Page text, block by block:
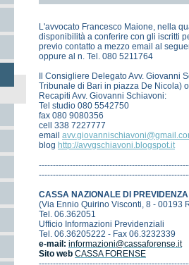
L'avvocato Francesco Maione, nella
disponibilità a conferire con gli iscritti
previo contatto a mezzo email al
oppure al n. Tel. 080 5211764
Il Consigliere Delegato Avv. Giovanni
Tribunale di Bari in piazza De Nicola)
Recapiti Avv. Giovanni Schiavoni:
Tel studio 080 5542750
fax 080 9080356
cell 338 7227777
email
blog http://avvgschiavoni.blogspot.it
CASSA NAZIONALE DI PREVIDENZA
(Via Ennio Quirino Visconti, 8 - 00193
Tel. 06.362051
Ufficio Informazioni Previdenziali
Tel. 06.36205222 - Fax 06.3232339
e-mail: informazioni@cassaforense.it
Sito web CASSA FORENSE